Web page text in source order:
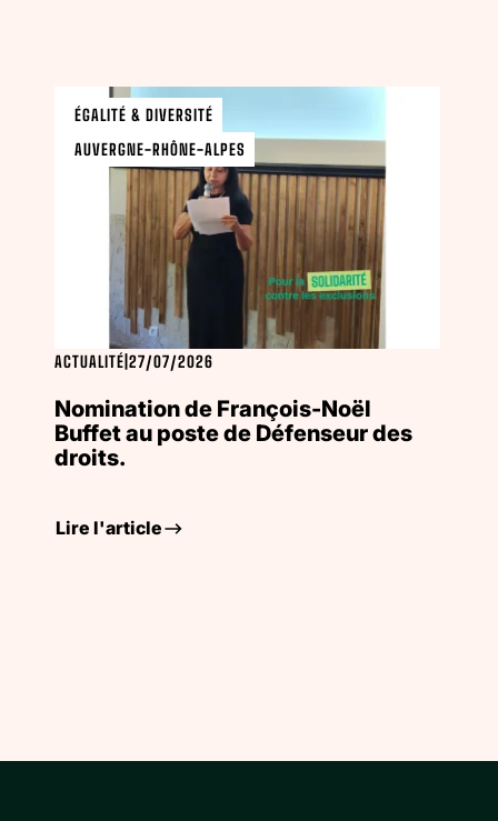
ÉGALITÉ & DIVERSITÉ
AUVERGNE-RHÔNE-ALPES
ACTUALITÉ |27/07/2026
Nomination de François-Noël
Buffet au poste de Défenseur des
droits.
Lire l'article